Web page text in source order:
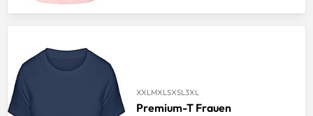
XXLMXLSXSL3XL
Premium-T Frauen